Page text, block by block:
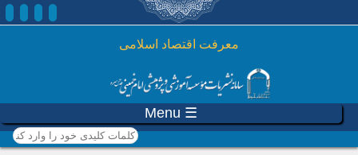
رفتن به محتوای اصلی
معرفت اقتصاد اسلامی
☰ Menu
کلمات کلیدی خود را وارد
کنید